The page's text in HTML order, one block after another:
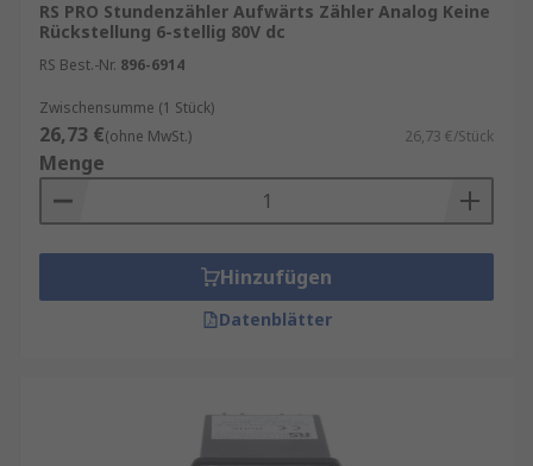
RS PRO Stundenzähler Aufwärts Zähler Analog Keine
Rückstellung 6-stellig 80V dc
RS Best.-Nr. 896-6914
Zwischensumme (1 Stück)
26,73 €(ohne MwSt.) 26,73 €/Stück
Menge
Hinzufügen
Datenblätter